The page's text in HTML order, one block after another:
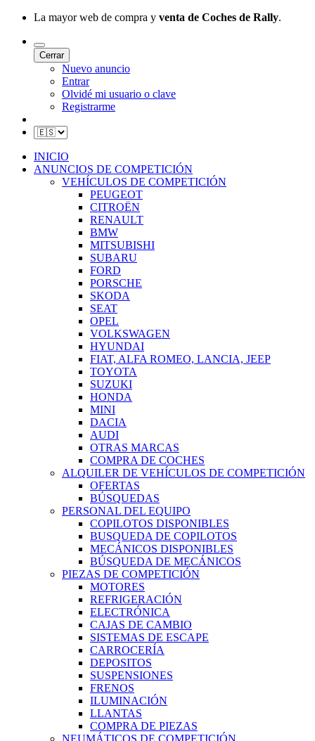
La mayor web de compra y venta de Coches de Rally.
Cerrar
Nuevo anuncio
Entrar
Olvidé mi usuario o clave
Registrarme
INICIO
ANUNCIOS DE COMPETICIÓN
VEHÍCULOS DE COMPETICIÓN
PEUGEOT
CITROËN
RENAULT
BMW
MITSUBISHI
SUBARU
FORD
PORSCHE
SKODA
SEAT
OPEL
VOLKSWAGEN
HYUNDAI
FIAT, ALFA ROMEO, LANCIA, JEEP
TOYOTA
SUZUKI
HONDA
MINI
DACIA
AUDI
OTRAS MARCAS
COMPRA DE COCHES
ALQUILER DE VEHÍCULOS DE COMPETICIÓN
OFERTAS
BÚSQUEDAS
PERSONAL DEL EQUIPO
COPILOTOS DISPONIBLES
BUSQUEDA DE COPILOTOS
MECÁNICOS DISPONIBLES
BÚSQUEDA DE MECÁNICOS
PIEZAS DE COMPETICIÓN
MOTORES
REFRIGERACIÓN
ELECTRÓNICA
CAJAS DE CAMBIO
SISTEMAS DE ESCAPE
CARROCERÍA
DEPOSITOS
SUSPENSIONES
FRENOS
ILUMINACIÓN
LLANTAS
COMPRA DE PIEZAS
NEUMÁTICOS DE COMPETICIÓN